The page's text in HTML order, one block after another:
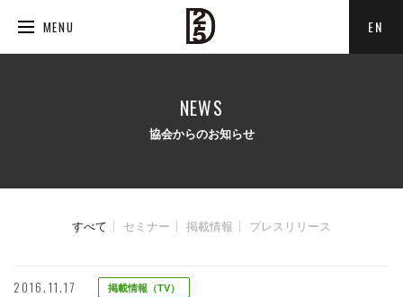
MENU EN
NEWS
協会からのお知らせ
すべて セミナー 掲載情報 プレスリリース
2016.11.17 掲載情報（TV）